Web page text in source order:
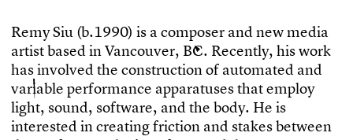
RemySiu (b.1990) is a composer andnewmedia
artistbasedinVancouver, BC. Recently, hiswork
hasinvolvedthe constructionof automated and
variable performance apparatusesthatemploy
light, sound, software, andthe body. He is
interestedincreatingfriction and stakesbetween